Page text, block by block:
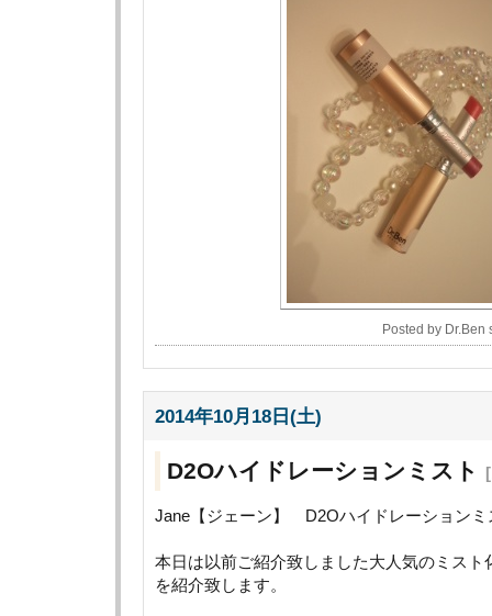
Posted by
2014年10月18日(土)
D2Oハイドレーションミスト
Jane【ジェーン】 D2Oハイドレーションミ
本日は以前ご紹介致しました大人気のミスト
を紹介致します。